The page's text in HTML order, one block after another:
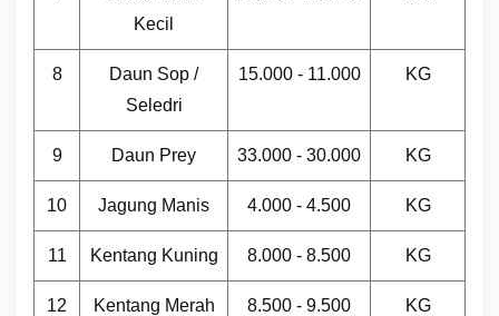
Kecil
8
Daun Sop /
Seledri
15.000 - 11.000 KG
9 Daun Prey 33.000 - 30.000 KG
10 Jagung Manis 4.000 - 4.500 KG
11 Kentang Kuning 8.000 - 8.500 KG
12 Kentang Merah 8.500 - 9.500 KG